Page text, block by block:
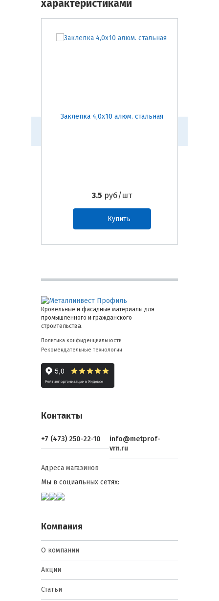
характеристиками
Заклепка 4,0х10 алюм. стальная
3.5 руб/шт
Купить
Кровельные и фасадные материалы для
промышленного и гражданского
строительства.
Политика конфиденциальности
Рекомендательные технологии
Контакты
+7 (473) 250-22-10
info@metprof-
vrn.ru
Адреса магазинов
Мы в социальных сетях:
Компания
О компании
Акции
Статьи